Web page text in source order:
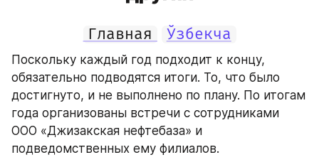
Главная Ўзбекча
Поскольку каждый год подходит к концу,
обязательно подводятся итоги. То, что было
достигнуто, и не выполнено по плану. По итогам
года организованы встречи с сотрудниками
ООО «Джизакская нефтебаза» и
подведомственных ему филиалов.